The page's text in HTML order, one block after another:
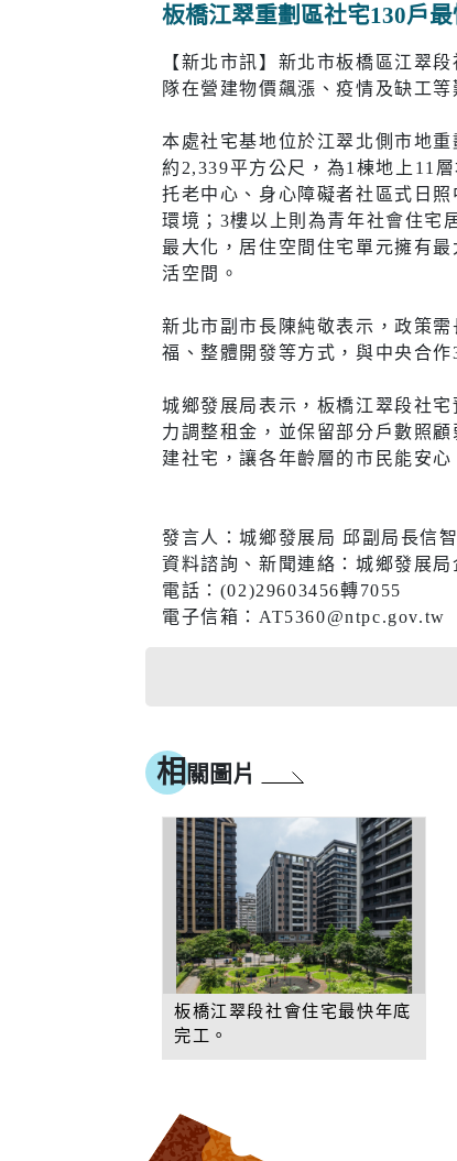
工商服務
促參招商網
醫療
慢性
衛生
醫療
生活
氣象資訊
動物認養
交通
免費
新北捷
板橋江翠重劃區社宅130戶
【新北市訊】新北市板橋區江翠
隊在營建物價飆漲、疫情及缺工
本處社宅基地位於江翠北側市地
約2,339平方公尺，為1棟地上11
托老中心、身心障礙者社區式日
環境；3樓以上則為青年社會住宅
最大化，居住空間住宅單元擁有
活空間。
新北市副市長陳純敬表示，政策
福、整體開發等方式，與中央合
城鄉發展局表示，板橋江翠段社
力調整租金，並保留部分戶數照
建社宅，讓各年齡層的市民能安心
發言人：城鄉發展局 邱副局長信智
資料諮詢、新聞連絡：城鄉發展
電話：(02)29603456轉7055
電子信箱：AT5360@ntpc.gov.tw
相 關圖片
板橋江翠段社會住宅最快年底
完工。